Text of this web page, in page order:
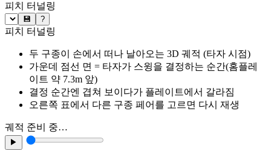
피치 터널링
💾 ?
피치 터널링
두 구종이 손에서 떠나 날아오는 3D 궤적 (타자 시점)
가운데 점선 면 = 타자가 스윙을 결정하는 순간(홈플레
이트 약 7.3m 앞)
결정 순간엔 겹쳐 보이다가 플레이트에서 갈라짐
오른쪽 표에서 다른 구종 페어를 고르면 다시 재생
궤적 준비 중…
▶